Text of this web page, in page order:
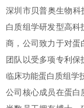
深圳市贝普奥生物
白质组学研发型高
商，公司致力于对蛋
团队以受多项专利
临床功能蛋白质组学
公司核心成员在蛋白